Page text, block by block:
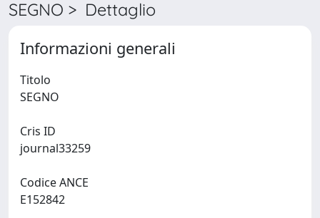
SEGNO > Dettaglio
Informazioni generali
Titolo
Cris ID
Codice ANCE